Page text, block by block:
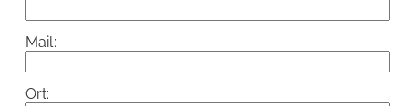
Mail:
Ort: